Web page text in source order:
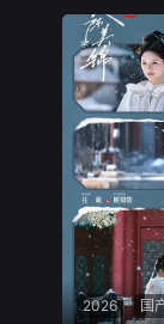
每天 更2该
小说《坠落
实则敢爱敢
上恩饰），
外与叛逆不
的陆氏太子
饰）产生联
真诚中碰撞
2026 国